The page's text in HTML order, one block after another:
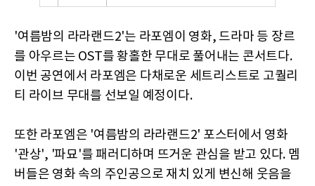
'여름밤의 라라랜드2'는 라포엠이 영화, 드라마 등 장르
를 아우르는 OST를 황홀한 무대로 풀어내는 콘서트다.
이번 공연에서 라포엠은 다채로운 세트리스트로 고퀄리
티 라이브 무대를 선보일 예정이다.
또한 라포엠은 '여름밤의 라라랜드2' 포스터에서 영화
'관상', '파묘'를 패러디하며 뜨거운 관심을 받고 있다. 멤
버들은 영화 속의 주인공으로 재치 있게 변신해 웃음을